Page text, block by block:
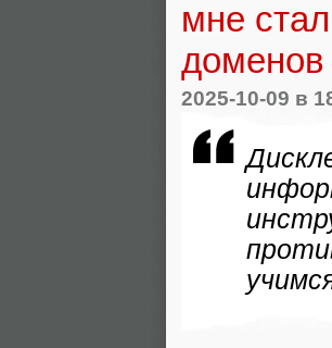
мне
доменов
2025-10-09 в